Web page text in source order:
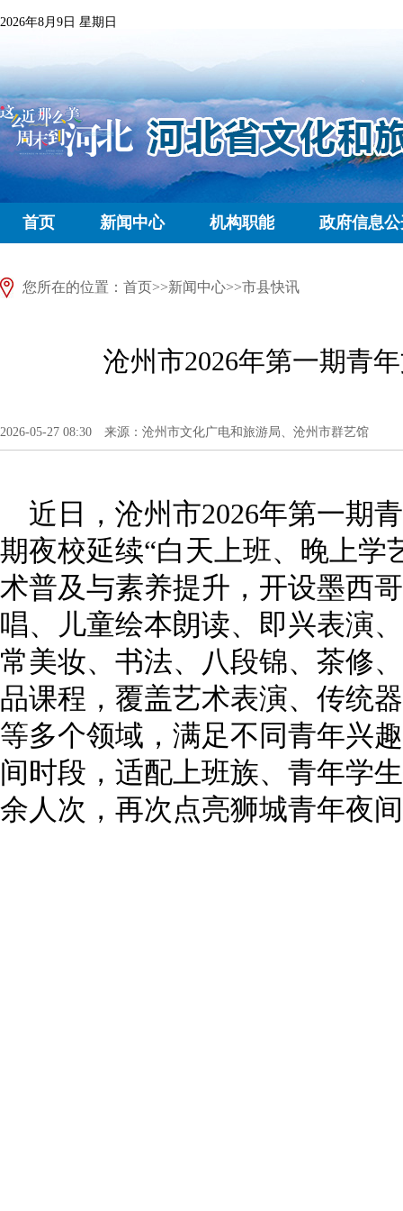
2026年8月9日 星期日
首页 新闻中心 机构职能 政府信息
您所在的位置： 首页>>新闻中心>>市县快讯
沧州市2026年第一期青
2026-05-27 08:30 来源：沧州市文化广电和旅游局、沧州市群艺馆
近日，沧州市2026年第一期
期夜校延续“白天上班、晚上学
术普及与素养提升，开设墨西
唱、儿童绘本朗读、即兴表演
常美妆、书法、八段锦、茶修
品课程，覆盖艺术表演、传统
等多个领域，满足不同青年兴
间时段，适配上班族、青年学
余人次，再次点亮狮城青年夜